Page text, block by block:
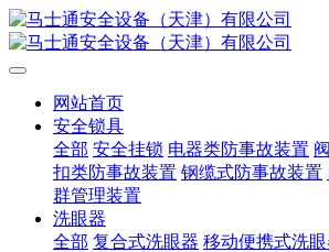
网站首页
安全锁具
全部 安全挂锁 电器类防事故装置
扣类防事故装置 钢缆式防事故装置
群管理装置
洗眼器
全部 复合式洗眼器 移动便携式洗眼